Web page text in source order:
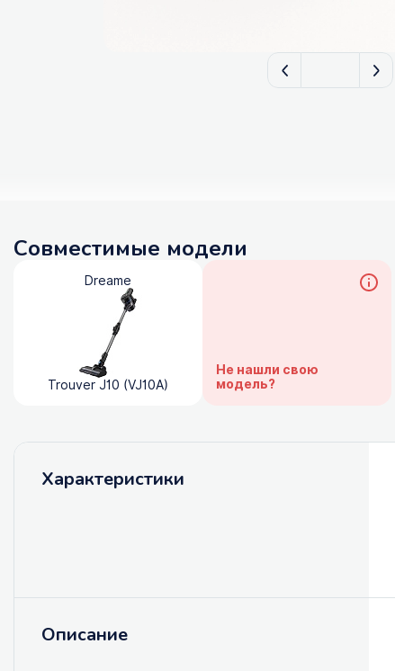
Совместимые модели
Dreame
Trouver J10 (VJ10A)
Не нашли свою
модель?
Характеристики
Описание